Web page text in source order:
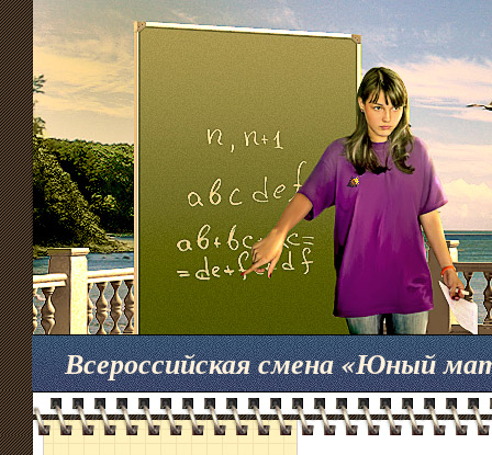
Всероссийская смена «Юный